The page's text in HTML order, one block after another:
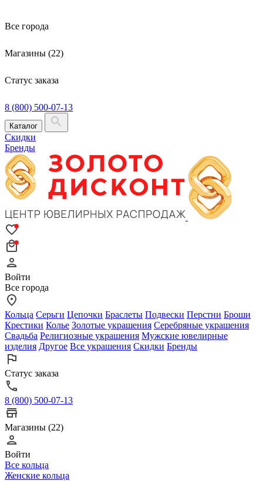
Все города
Магазины (22)
Статус заказа
8 (800) 500-07-13
Каталог
Скидки
Бренды
Войти
Все города
Кольца Серьги Цепочки Браслеты Подвески Перстни Броши
Крестики Колье Золотые украшения Серебряные украшения
Свадьба Религиозные украшения Мужские ювелирные
изделия Другое Все украшения Скидки Бренды
Статус заказа
8 (800) 500-07-13
Магазины (22)
Войти
Все кольца
Женские кольца